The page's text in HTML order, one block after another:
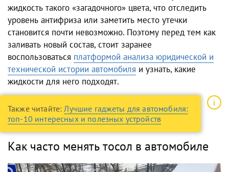
жидкость такого «загадочного» цвета, что отследить
уровень антифриза или заметить место утечки
становится почти невозможно. Поэтому перед тем как
заливать новый состав, стоит заранее
воспользоваться платформой анализа юридической и
технической истории автомобиля и узнать, какие
жидкости для него подходят.
Также читайте:Лучшие гаджеты для автомобиля:
топ-10 интересных и полезных устройств
Как часто менять тосол в автомобиле